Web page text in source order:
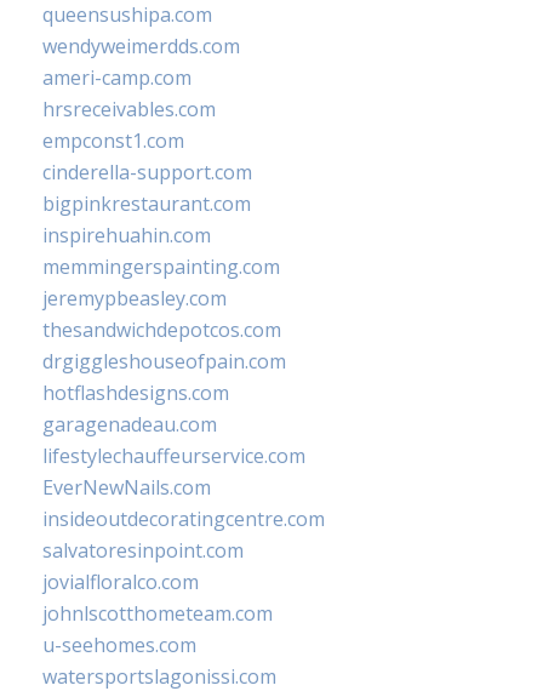
queensushipa.com
wendyweimerdds.com
ameri-camp.com
hrsreceivables.com
empconst1.com
cinderella-support.com
bigpinkrestaurant.com
inspirehuahin.com
memmingerspainting.com
jeremypbeasley.com
thesandwichdepotcos.com
drgiggleshouseofpain.com
hotflashdesigns.com
garagenadeau.com
lifestylechauffeurservice.com
EverNewNails.com
insideoutdecoratingcentre.com
salvatoresinpoint.com
jovialfloralco.com
johnlscotthometeam.com
u-seehomes.com
watersportslagonissi.com